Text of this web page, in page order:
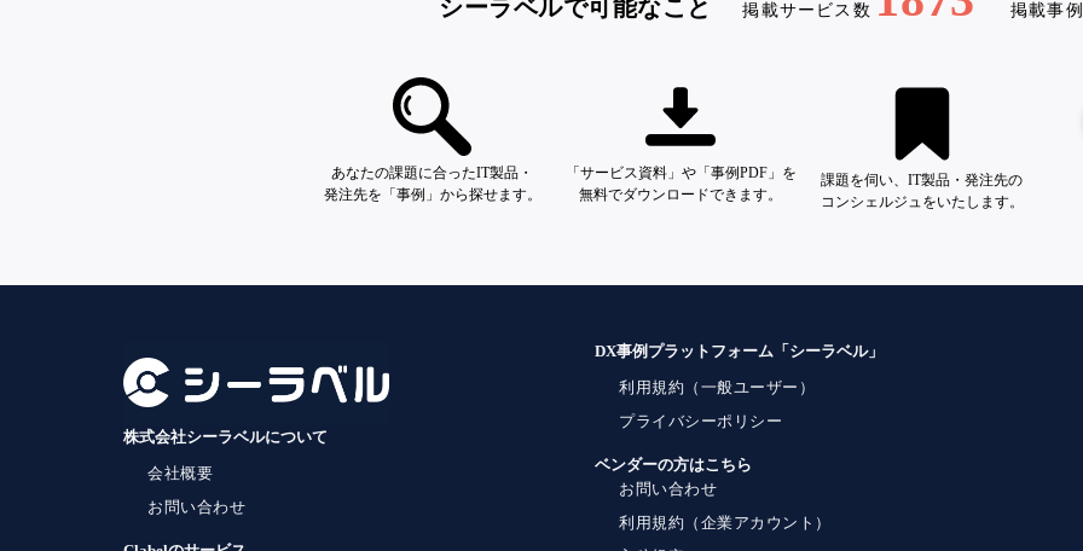
シーラベルで可能なこと 掲載サービス数 掲載事
あなたの課題に合ったIT製品・
発注先を「事例」から探せます。
「サービス資料」や「事例PDF」を
無料でダウンロードできます。
課題を伺い、IT製品・発注先の
コンシェルジュをいたします。
株式会社シーラベルについて
会社概要
お問い合わせ
DX事例プラットフォーム「シーラベル」
利用規約（一般ユーザー）
プライバシーポリシー
ベンダーの方はこちら
お問い合わせ
利用規約（企業アカウント）